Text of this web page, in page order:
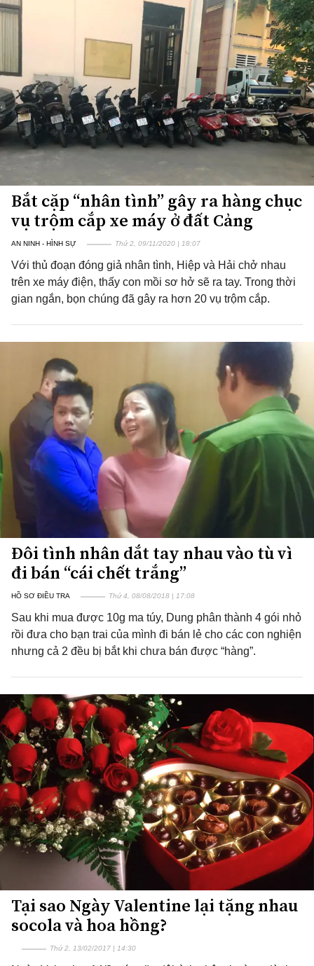
Bắt cặp “nhân tình” gây ra hàng chục
vụ trộm cắp xe máy ở đất Cảng
AN NINH - HÌNH SỰ Thứ 2, 09/11/2020 | 18:07
Với thủ đoạn đóng giả nhân tình, Hiệp và Hải chở nhau
trên xe máy điện, thấy con mồi sơ hở sẽ ra tay. Trong thời
gian ngắn, bọn chúng đã gây ra hơn 20 vụ trộm cắp.
Đôi tình nhân dắt tay nhau vào tù vì
đi bán “cái chết trắng”
HỒ SƠ ĐIỀU TRA Thứ 4, 08/08/2018 | 17:08
Sau khi mua được 10g ma túy, Dung phân thành 4 gói nhỏ
rồi đưa cho bạn trai của mình đi bán lẻ cho các con nghiện
nhưng cả 2 đều bị bắt khi chưa bán được “hàng”.
Tại sao Ngày Valentine lại tặng nhau
socola và hoa hồng?
Thứ 2, 13/02/2017 | 14:30